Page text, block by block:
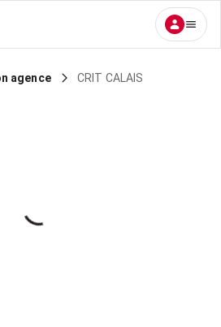
agence CRIT CALAIS